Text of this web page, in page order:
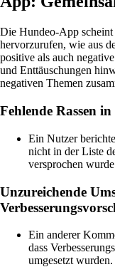
Die Hundeo-App
hervorzurufen, wie aus
positive als auch
und Enttäuschungen
negativen Themen
Fehlende Rassen
Ein Nutzer
nicht in der Liste
versprochen
Unzureichende
Ein anderer
dass
umgesetzt wurden.